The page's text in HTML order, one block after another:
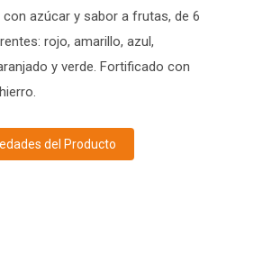
azúcar y sabor a frutas, de 6
rojo, amarillo, azul,
y verde. Fortificado con
del Producto